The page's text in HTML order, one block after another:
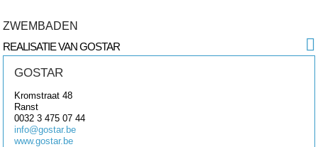
ZWEMBADEN
REALISATIE VAN GOSTAR
GOSTAR
Kromstraat 48
Ranst
0032 3 475 07 44
info@gostar.be
www.gostar.be